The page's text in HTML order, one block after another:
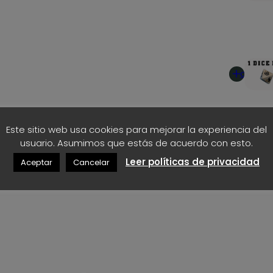
e
1
9
€
n
t
a
d
Añadir
al
al
Este sitio web usa cookies para mejorar la experiencia del
usuario. Asumimos que estás de acuerdo con esto.
Aceptar Cancelar Leer políticas de privacidad